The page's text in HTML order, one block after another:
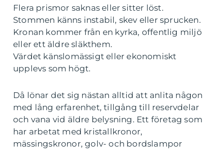
Flera prismor saknas eller sitter löst.
Stommen känns instabil, skev eller sprucken.
Kronan kommer från en kyrka, offentlig miljö
eller ett äldre släkthem.
Värdet känslomässigt eller ekonomiskt
upplevs som högt.
Då lönar det sig nästan alltid att anlita någon
med lång erfarenhet, tillgång till reservdelar
och vana vid äldre belysning. Ett företag som
har arbetat med kristallkronor,
mässingskronor, golv- och bordslampor